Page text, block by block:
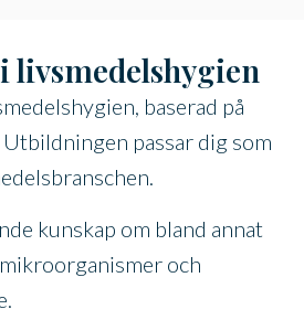
livsmedelshygien
baserad på
passar dig som
kunskap om bland annat
och